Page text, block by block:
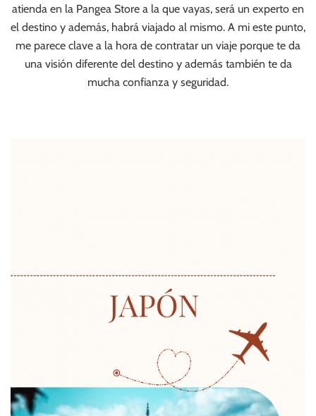
atienda en la Pangea Store a la que vayas, será un experto en
el destino y además, habrá viajado al mismo. A mi este punto,
me parece clave a la hora de contratar un viaje porque te da
una visión diferente del destino y además también te da
mucha confianza y seguridad.